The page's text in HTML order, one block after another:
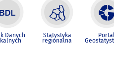
Danych Statystyka
regionalna